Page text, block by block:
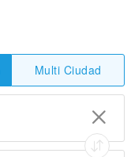
Multi Ciudad